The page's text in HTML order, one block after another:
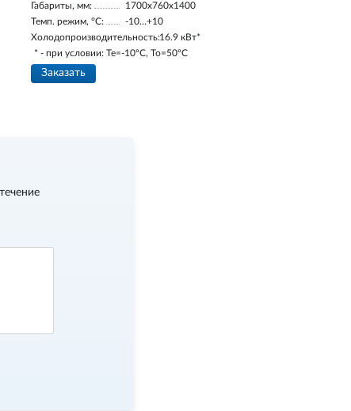
Габариты, мм:
1700х760х1400
Темп. режим, °С:
-10…+10
Холодопроизводительность:16.9 кВт*
* - при условии: Te=-10ºC, To=50ºC
Заказать